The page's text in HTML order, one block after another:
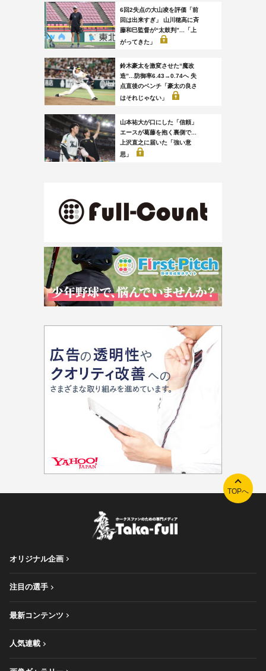
6回2失点の大山凌を評価「前
回は出来すぎ」 山川穂高に斉
藤和巳監督が“太鼓判”...「上
がってきた」
鈴木豪太を激変させた“魔改
造”...防御率6.43→0.74へ 失
点直後のベンチ「豪太の良さ
はそれじゃない」
山本祐大が口にした「信頼」
エースが葛藤を抱く裏側で...
上沢直之に届いた「強い意
思」
TOPへ
オリジナル企画
注目の選手
最新コンテンツ
人気連載